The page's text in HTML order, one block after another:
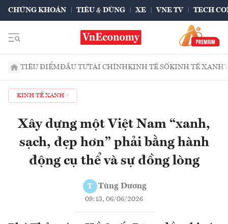
CHỨNG KHOÁN TIÊU & DÙNG XE VNE TV TECH
TIÊU ĐIỂMĐẦU TƯTÀI CHÍNHKINH TẾ SỐKINH TẾ XANH
KINH TẾ XANH
Xây dựng một Việt Nam “xanh,
sạch, đẹp hơn” phải bằng hành
động cụ thể và sự đồng lòng
T Tùng Dương
09:13, 06/06/2026